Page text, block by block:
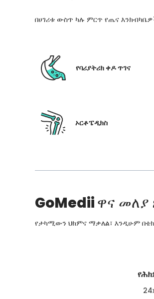
በሀገሪቱ ውስጥ ካሉ ምርጥ የጤና
የባሪያትሪክ ቀዶ ጥገና
ኦርቶፔዲክስ
GoMediiዋና መለያ
የታካሚውን ህክምና ማቃለል፣ እንዲሁም